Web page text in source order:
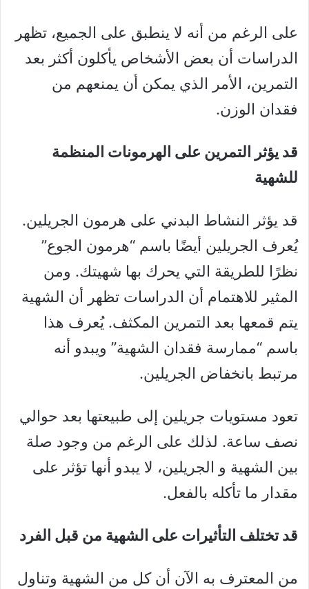
على الرغم من أنه لا ينطبق على الجميع، تظهر
الدراسات أن بعض الأشخاص يأكلون أكثر بعد
التمرين، الأمر الذي يمكن أن يمنعهم من
فقدان الوزن.
قد يؤثر التمرين على الهرمونات المنظمة
للشهية
قد يؤثر النشاط البدني على هرمون الجريلين.
يُعرف الجريلين أيضًا باسم “هرمون الجوع”
نظرًا للطريقة التي يحرك بها شهيتك. ومن
المثير للاهتمام أن الدراسات تظهر أن الشهية
يتم قمعها بعد التمرين المكثف. يُعرف هذا
باسم “ممارسة فقدان الشهية” ويبدو أنه
مرتبط بانخفاض الجريلين.
تعود مستويات جريلين إلى طبيعتها بعد حوالي
نصف ساعة. لذلك على الرغم من وجود صلة
بين الشهية و الجريلين، لا يبدو أنها تؤثر على
مقدار ما تأكله بالفعل.
قد تختلف التأثيرات على الشهية من قبل الفرد
من المعترف به الآن أن كل من الشهية وتناول